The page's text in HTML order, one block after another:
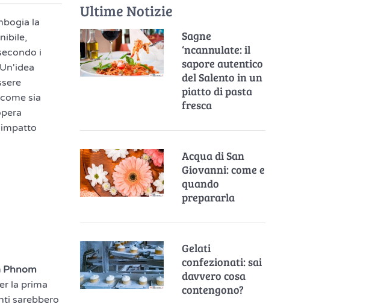
la
i
Un'idea
sia
Phnom
la prima
sarebbero
Ultime Notizie
Sagne
‘ncannulate: il
sapore autentico
del Salento in un
piatto di pasta
fresca
Acqua di San
Giovanni: come e
quando
prepararla
Gelati
confezionati: sai
davvero cosa
contengono?